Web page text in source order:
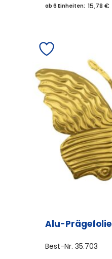
ab 6 Einheiten: 15,78 €
Alu-Prägefolie
Best-Nr. 35.703